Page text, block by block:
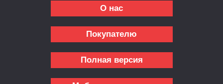
О нас
Покупателю
Полная версия